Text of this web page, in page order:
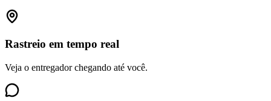
Rastreio em tempo real
Veja o entregador chegando até você.